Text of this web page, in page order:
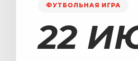
ФУТБОЛЬНАЯ ИГРА
22